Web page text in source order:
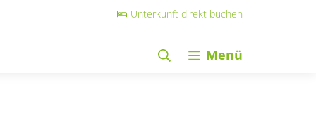
Unterkunft direkt buchen
Menü